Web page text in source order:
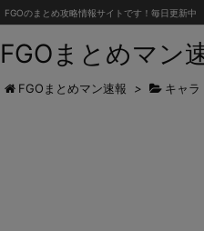
FGOまとめマン
FGOのまとめ攻略情報サイトです！毎日更新中
FGOまとめマン速報 > キャラ